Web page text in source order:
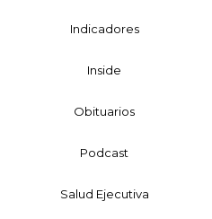
Indicadores
Inside
Obituarios
Podcast
Salud Ejecutiva